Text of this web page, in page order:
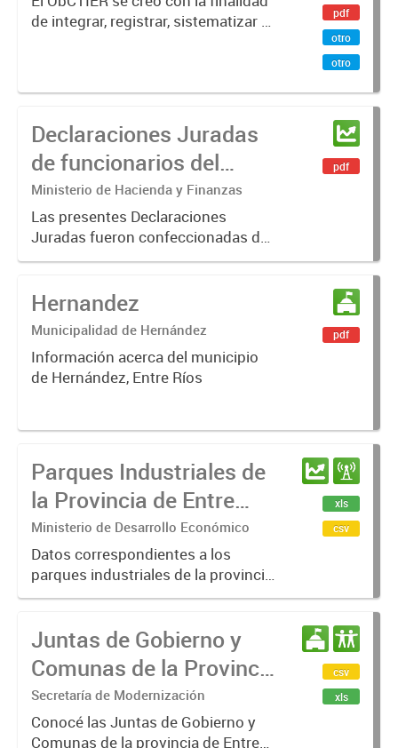
(ObCTIER)
Económico
de integrar, registrar, sistematizar y
pdf
otro
otro
Declaraciones Juradas
de funcionarios del
Ministerio de Hacienda y
Finanzas
Ministerio de Hacienda y Finanzas
Las presentes Declaraciones
Juradas fueron confeccionadas de
manera voluntaria por los
Director/a General. El criterio
mismas...
pdf
Hernandez
Municipalidad de Hernández
Información acerca del municipio
de Hernández, Entre Ríos
pdf
Parques Industriales de
la Provincia de Entre
Ríos
Ministerio de Desarrollo Económico
Datos correspondientes a los
parques industriales de la provincia
de Entre Ríos, con información de la
número de empleados, superficie y
departamentos.
xls
csv
Juntas de Gobierno y
Comunas de la Provincia
de Entre Ríos
Secretaría de Modernización
Conocé las Juntas de Gobierno y
Comunas de la provincia de Entre
csv
xls